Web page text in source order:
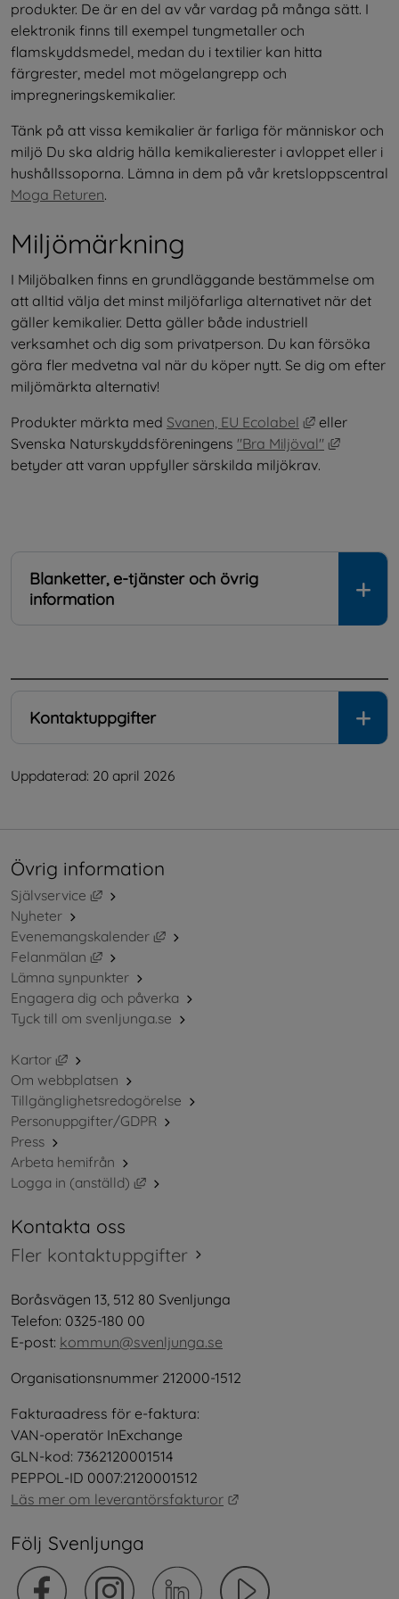
produkter. De är en del av vår vardag på många sätt. I
elektronik finns till exempel tungmetaller och
flamskyddsmedel, medan du i textilier kan hitta
färgrester, medel mot mögelangrepp och
impregneringskemikalier.
Tänk på att vissa kemikalier är farliga för människor och
miljö Du ska aldrig hälla kemikalierester i avloppet eller i
Moga Returen.
Miljömärkning
I Miljöbalken finns en grundläggande bestämmelse om
att alltid välja det minst miljöfarliga alternativet när det
gäller kemikalier. Detta gäller både industriell
verksamhet och dig som privatperson. Du kan försöka
göra fler medvetna val när du köper nytt. Se dig om efter
miljömärkta alternativ!
Produkter märkta med Svanen, EU Ecolabel Länk till
eller
Svenska Naturskyddsföreningens "Bra Miljöval"
Länk till
betyder att varan uppfyller särskilda miljökrav.
Blanketter, e-tjänster och övrig
information
Kontaktuppgifter
Uppdaterad: 20 april 2026
Övrig information
Självservice
Länk till annan webbplats, öppnas i nytt fönster.
Nyheter
Evenemangskalender
Länk till annan webbplats, öppnas i
Felanmälan
Länk till annan webbplats, öppnas i nytt fönster.
Lämna synpunkter
Engagera dig och påverka
Tyck till om svenljunga.se
Kartor
Länk till annan webbplats, öppnas i nytt fönster.
Om webbplatsen
Tillgänglighetsredogörelse
Personuppgifter/GDPR
Press
Arbeta hemifrån
Logga in (anställd)
Länk till annan webbplats, öppnas i nytt
Kontakta oss
Fler kontaktuppgifter
Boråsvägen 13, 512 80 Svenljunga
Telefon: 0325-180 00
E-post: kommun@svenljunga.se
Organisationsnummer 212000-1512
Fakturaadress för e-faktura:
VAN-operatör InExchange
GLN-kod: 7362120001514
PEPPOL-ID 0007:2120001512
Läs mer om leverantörsfakturor
Följ Svenljunga